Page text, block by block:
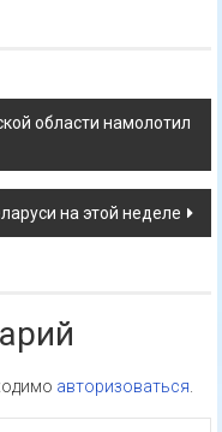
области намолотил
на этой неделе
авторизоваться